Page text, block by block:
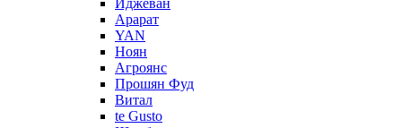
Иджеван
Арарат
YAN
Ноян
Агроянс
Прошян Фуд
Витал
te Gusto